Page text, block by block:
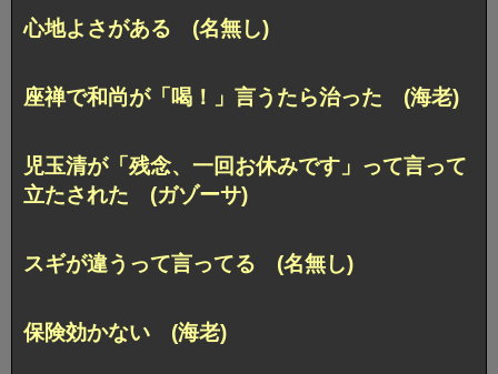
心地よさがある (名無し)
座禅で和尚が「喝！」言うたら治った (海老)
児玉清が「残念、一回お休みです」って言って
立たされた (ガゾーサ)
スギが違うって言ってる (名無し)
保険効かない (海老)